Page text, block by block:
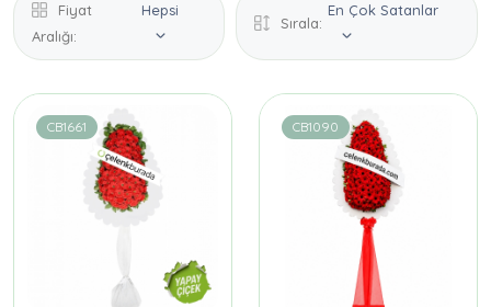
Fiyat
Aralığı:
Hepsi
Sırala:
En Çok Satanlar
CB1661 CB1090